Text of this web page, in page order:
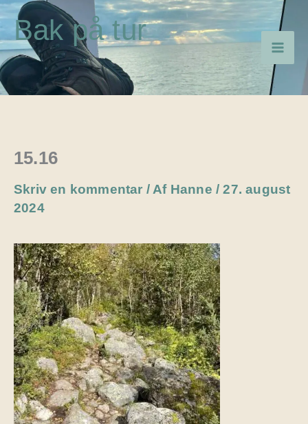
Gå
til
indholdet
Bak på tur
15.16
Skriv en kommentar / Af Hanne/27. august
2024